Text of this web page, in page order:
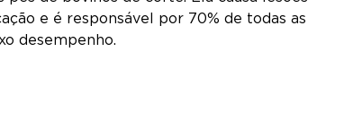
e é responsável por 70% de todas as
desempenho.